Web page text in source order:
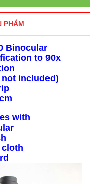
PHẨM
Binocular
to 90x
included)
with
cloth